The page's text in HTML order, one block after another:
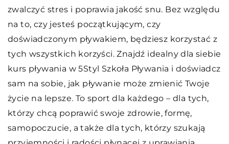
zwalczyć stres i poprawia jakość snu. Bez względu
na to, czy jesteś początkującym, czy
doświadczonym pływakiem, będziesz korzystać z
tych wszystkich korzyści. Znajdź idealny dla siebie
kurs pływania w 5Styl Szkoła Pływania i doświadcz
sam na sobie, jak pływanie może zmienić Twoje
życie na lepsze. To sport dla każdego – dla tych,
którzy chcą poprawić swoje zdrowie, formę,
samopoczucie, a także dla tych, którzy szukają